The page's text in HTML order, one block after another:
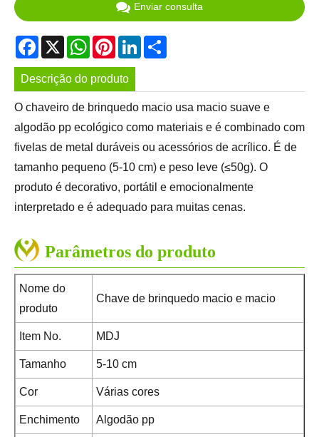
Enviar consulta
Facebook
X WhatsApp
PinterestLinkedIn
Descrição do produto
O chaveiro de brinquedo macio usa macio suave e
algodão pp ecológico como materiais e é combinado com
fivelas de metal duráveis ​​ou acessórios de acrílico. É de
tamanho pequeno (5-10 cm) e peso leve (≤50g). O
produto é decorativo, portátil e emocionalmente
interpretado e é adequado para muitas cenas.
Parâmetros do produto
Nome do
produto
Chave de brinquedo macio e macio
Item No. MDJ
Tamanho 5-10 cm
Cor Várias cores
Enchimento Algodão pp